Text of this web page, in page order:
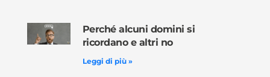
Perché alcuni domini si
ricordano e altri no
Leggi di più »